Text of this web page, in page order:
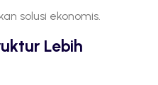
solusi ekonomis.
Lebih